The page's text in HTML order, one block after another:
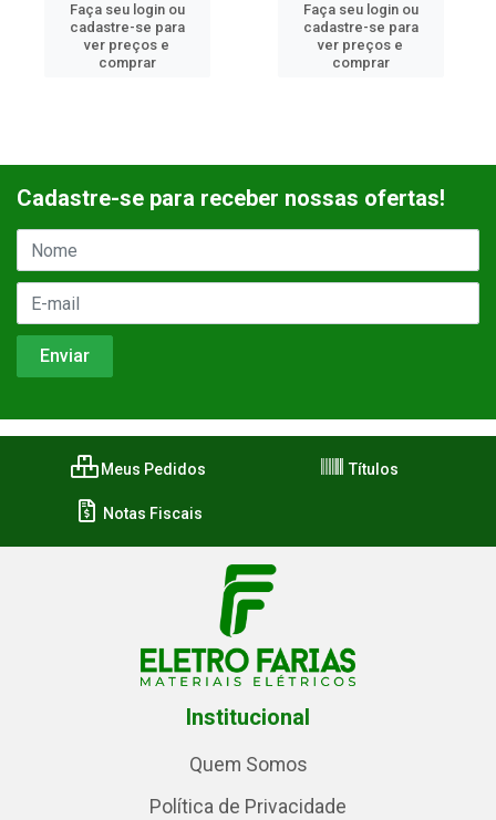
Faça seu login ou
cadastre-se para
ver preços e
comprar
Faça seu login ou
cadastre-se para
ver preços e
comprar
Cadastre-se para receber nossas ofertas!
Meus Pedidos Títulos
Notas Fiscais
Institucional
Quem Somos
Política de Privacidade